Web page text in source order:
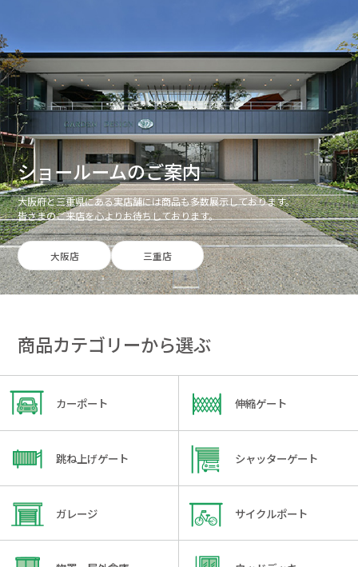
ショールームのご案内
大阪府と三重県にある実店舗には商品も多数展示しております。
皆さまのご来店を心よりお待ちしております。
大阪店 三重店
商品カテゴリーから選ぶ
カーポート 伸縮ゲート
跳ね上げゲート シャッターゲート
ガレージ サイクルポート